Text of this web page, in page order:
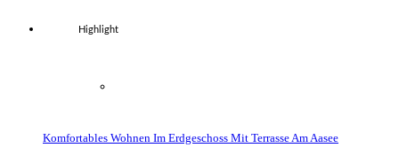
Highlight
Komfortables Wohnen Im Erdgeschoss Mit Terrasse Am Aasee